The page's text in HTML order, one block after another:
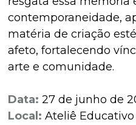
contemporaneidade,
matéria de criação
afeto, fortalecendo
arte e comunidade.
Data: 27 de junho de
Local:Ateliê Educativo